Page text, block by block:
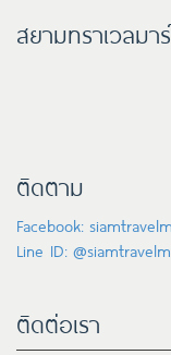
สยามทราเวลมา
ติดตาม
Facebook:
Line ID:
ติดต่อเรา